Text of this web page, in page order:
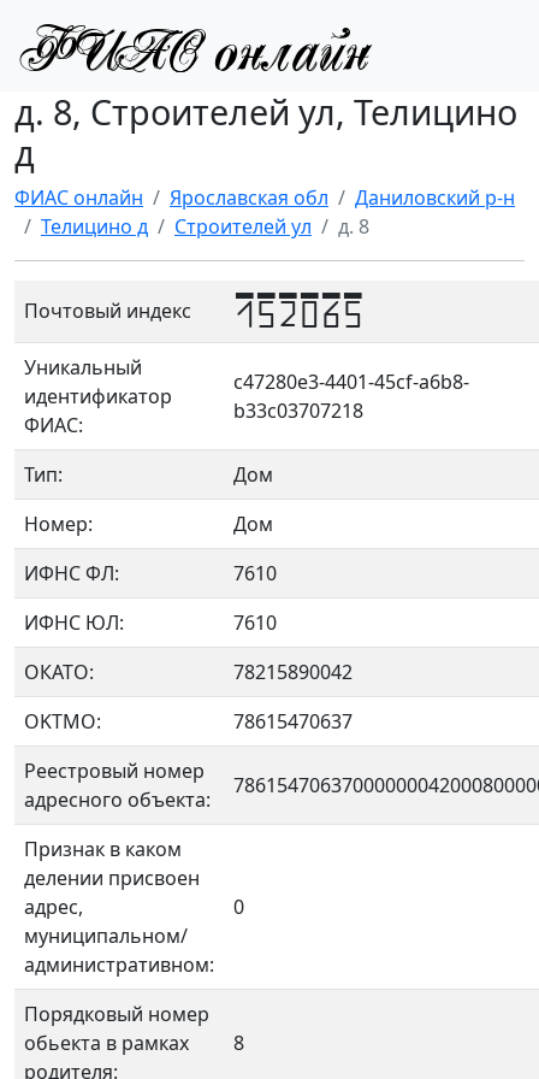
д. 8, Строителей ул, Телицино
д
ФИАС онлайн Ярославская обл
Даниловский р-н
Телицино д
Строителей ул д. 8
Почтовый индекс 152065
Уникальный
идентификатор
ФИАС:
c47280e3-4401-45cf-a6b8-
b33c03707218
Тип:
Дом
Номер:
Дом
ИФНС ФЛ:
7610
ИФНС ЮЛ:
7610
ОКАТО:
78215890042
OKTMO:
78615470637
Реестровый номер
адресного объекта:
Признак в каком
делении присвоен
адрес,
муниципальном/
административном:
0
Порядковый номер
обьекта в рамках
родителя:
8